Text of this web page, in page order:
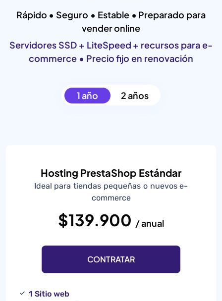
Rápido • Seguro • Estable • Preparado para
vender online
Servidores SSD + LiteSpeed + recursos para e-
commerce • Precio fijo en renovación
1 año 2 años
Hosting PrestaShop Estándar
Ideal para tiendas pequeñas o nuevos e-
commerce
$139.900 / anual
CONTRATAR
1 Sitio web